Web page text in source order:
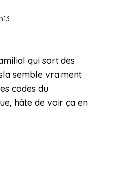
qui sort des
semble vraiment
codes du
hâte de voir ça en